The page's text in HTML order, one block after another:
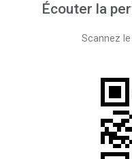
Écouter la
Scannez